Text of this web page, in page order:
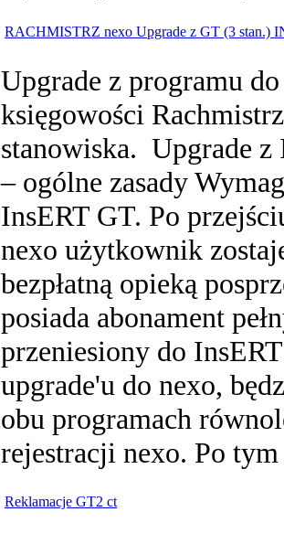
RACHMISTRZ nexo Upgrade z GT (3 stan.)
Upgrade z programu
księgowości
stanowiska. Upgrade z
– ogólne zasady
InsERT GT. Po
nexo użytkownik
bezpłatną opieką
posiada abonament
przeniesiony do
upgrade'u do nexo,
obu programach
rejestracji nexo. Po
Reklamacje GT2 ct